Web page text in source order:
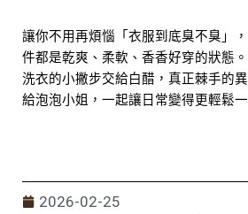
讓你不用再煩惱「衣服到底臭不臭」
件都是乾爽、柔軟、香香好穿的狀態。
洗衣的小撇步交給白醋，真正棘手的
給泡泡小姐，一起讓日常變得更輕鬆一
2026-02-25